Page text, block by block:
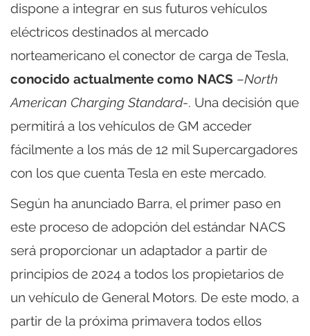
dispone a integrar en sus futuros vehículos
eléctricos destinados al mercado
norteamericano el conector de carga de Tesla,
conocido actualmente como NACS –North
American Charging Standard-. Una decisión que
permitirá a los vehículos de GM acceder
fácilmente a los más de 12 mil Supercargadores
con los que cuenta Tesla en este mercado.
Según ha anunciado Barra, el primer paso en
este proceso de adopción del estándar NACS
será proporcionar un adaptador a partir de
principios de 2024 a todos los propietarios de
un vehículo de General Motors. De este modo, a
partir de la próxima primavera todos ellos